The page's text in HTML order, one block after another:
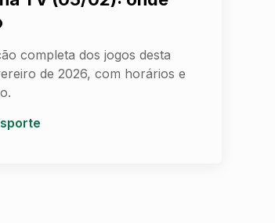
completa dos jogos desta
de 2026, com horários e